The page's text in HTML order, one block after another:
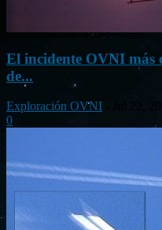
El incidente OVNI más
de...
Exploración OVNI
0